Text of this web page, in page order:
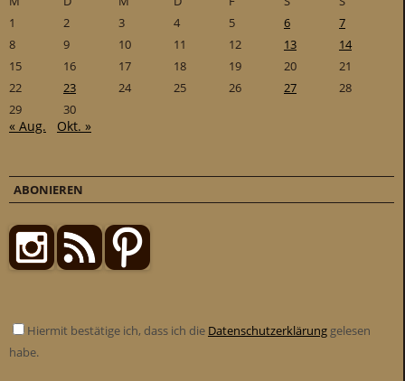
1
2 3 4 5 6
7
8
9 10 11 12 13
14
15
16 17 18 19 20
21
22
23 24 25 26 27
28
29
30
« Aug. Okt. »
ABONIEREN
Hiermit bestätige ich, dass ich die Datenschutzerklärung gelesen
habe.